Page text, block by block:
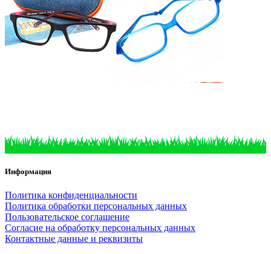
Информация
Политика конфиденциальности
Политика обработки персональных данных
Пользовательское соглашение
Согласие на обработку персональных данных
Контактные данные и реквизиты